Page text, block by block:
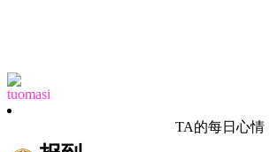
tuomasi
TA的每日心情